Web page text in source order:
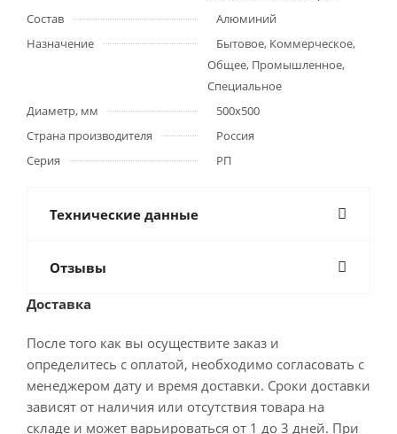
Состав
Алюминий
Назначение
Бытовое, Коммерческое,
Общее, Промышленное,
Специальное
Диаметр, мм
500x500
Страна производителя
Россия
Серия
РП
Технические данные
Отзывы
Доставка
После того как вы осуществите заказ и
определитесь с оплатой, необходимо согласовать с
менеджером дату и время доставки. Сроки доставки
зависят от наличия или отсутствия товара на
складе и может варьироваться от 1 до 3 дней. При